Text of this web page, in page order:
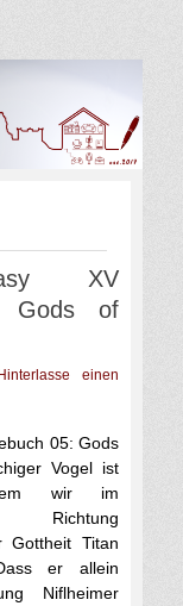
XV
Gods of
einen
05: Gods
Vogel ist
wir im
Richtung
Gottheit Titan
er allein
Niflheimer